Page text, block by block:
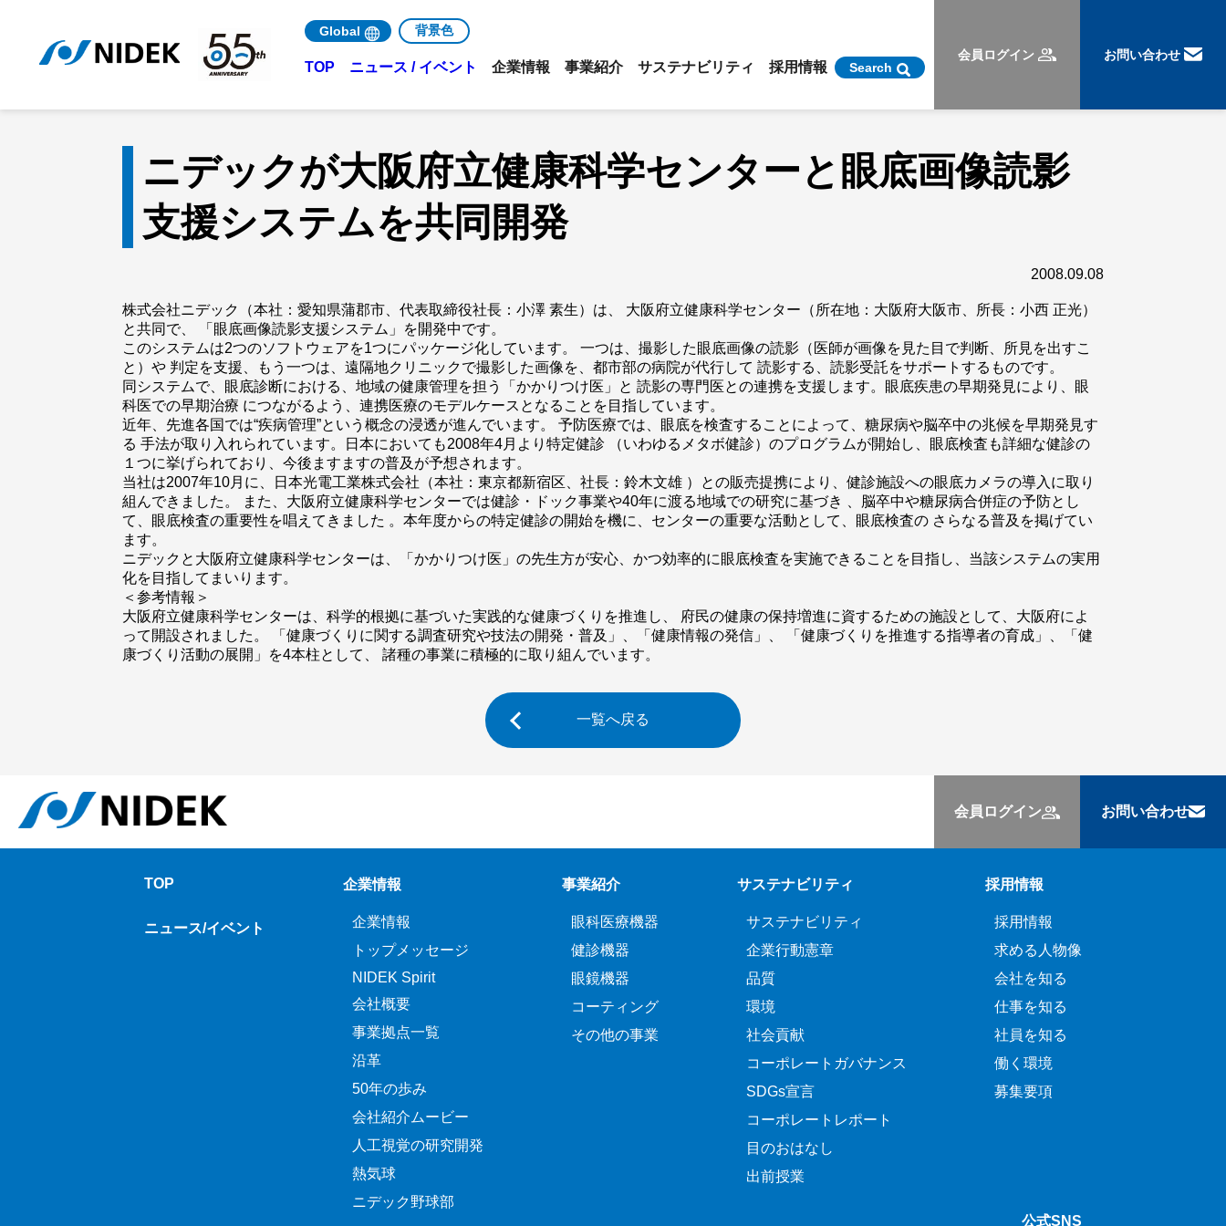
Global 背景色
TOP ニュース / イベント 企業情報 事業紹介 サステナビリティ 採用情報 Search
会員ログイン お問い合わせ
ニデックが大阪府立健康科学センターと眼底画像読影
支援システムを共同開発
2008.09.08
株式会社ニデック（本社：愛知県蒲郡市、代表取締役社長：小澤 素生）は、 大阪府立健康科学センター（所在地：大阪府大阪市、所長：小西 正光）
と共同で、 「眼底画像読影支援システム」を開発中です。
このシステムは2つのソフトウェアを1つにパッケージ化しています。 一つは、撮影した眼底画像の読影（医師が画像を見た目で判断、所見を出すこ
と）や 判定を支援、もう一つは、遠隔地クリニックで撮影した画像を、都市部の病院が代行して 読影する、読影受託をサポートするものです。
同システムで、眼底診断における、地域の健康管理を担う「かかりつけ医」と 読影の専門医との連携を支援します。眼底疾患の早期発見により、眼
科医での早期治療 につながるよう、連携医療のモデルケースとなることを目指しています。
近年、先進各国では“疾病管理”という概念の浸透が進んでいます。 予防医療では、眼底を検査することによって、糖尿病や脳卒中の兆候を早期発見す
る 手法が取り入れられています。日本においても2008年4月より特定健診 （いわゆるメタボ健診）のプログラムが開始し、眼底検査も詳細な健診の
１つに挙げられており、今後ますますの普及が予想されます。
当社は2007年10月に、日本光電工業株式会社（本社：東京都新宿区、社長：鈴木文雄 ）との販売提携により、健診施設への眼底カメラの導入に取り
組んできました。 また、大阪府立健康科学センターでは健診・ドック事業や40年に渡る地域での研究に基づき 、脳卒中や糖尿病合併症の予防とし
て、眼底検査の重要性を唱えてきました 。本年度からの特定健診の開始を機に、センターの重要な活動として、眼底検査の さらなる普及を掲げてい
ます。
ニデックと大阪府立健康科学センターは、「かかりつけ医」の先生方が安心、かつ効率的に眼底検査を実施できることを目指し、当該システムの実用
化を目指してまいります。
＜参考情報＞
大阪府立健康科学センターは、科学的根拠に基づいた実践的な健康づくりを推進し、 府民の健康の保持増進に資するための施設として、大阪府によ
って開設されました。 「健康づくりに関する調査研究や技法の開発・普及」、「健康情報の発信」、 「健康づくりを推進する指導者の育成」、「健
康づくり活動の展開」を4本柱として、 諸種の事業に積極的に取り組んでいます。
一覧へ戻る
会員ログイン お問い合わせ
TOP
ニュース/イベント
企業情報
企業情報
トップメッセージ
NIDEK Spirit
会社概要
事業拠点一覧
沿革
50年の歩み
会社紹介ムービー
人工視覚の研究開発
熱気球
ニデック野球部
事業紹介
眼科医療機器
健診機器
眼鏡機器
コーティング
その他の事業
サステナビリティ
サステナビリティ
企業行動憲章
品質
環境
社会貢献
コーポレートガバナンス
SDGs宣言
コーポレートレポート
目のおはなし
出前授業
採用情報
採用情報
求める人物像
会社を知る
仕事を知る
社員を知る
働く環境
募集要項
公式SNS